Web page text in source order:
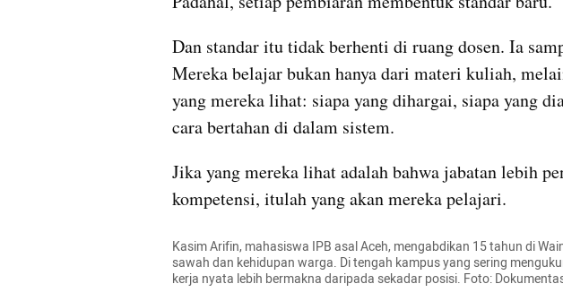
Dan standar itu tidak berhenti di ruang dosen. Ia
Mereka belajar bukan hanya dari materi kuliah,
yang mereka lihat: siapa yang dihargai, siapa yang
Jika yang mereka lihat adalah bahwa jabatan lebih
kompetensi, itulah yang akan mereka pelajari.
Kasim Arifin, mahasiswa IPB asal Aceh, mengabdikan 15 tahun di
sawah dan kehidupan warga. Di tengah kampus yang sering